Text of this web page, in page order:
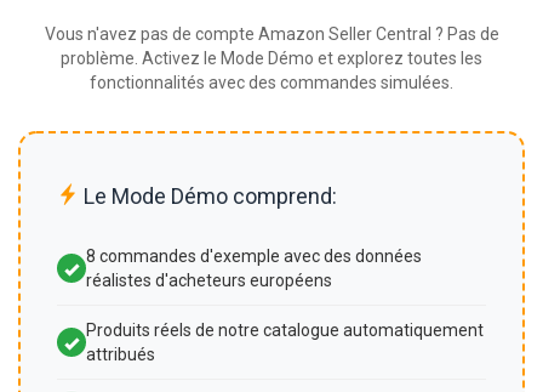
Vous n'avez pas de compte Amazon Seller Central ? Pas de
problème. Activez le Mode Démo et explorez toutes les
fonctionnalités avec des commandes simulées.
Le Mode Démo comprend:
8 commandes d'exemple avec des données
réalistes d'acheteurs européens
Produits réels de notre catalogue automatiquement
attribués